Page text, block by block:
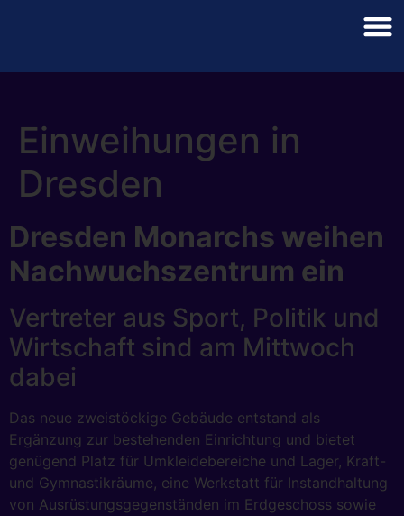
Einweihungen in
Dresden
Dresden Monarchs weihen
Nachwuchszentrum ein
Vertreter aus Sport, Politik und
Wirtschaft sind am Mittwoch
dabei
Das neue zweistöckige Gebäude entstand als
Ergänzung zur bestehenden Einrichtung und bietet
genügend Platz für Umkleidebereiche und Lager, Kraft-
und Gymnastikräume, eine Werkstatt für Instandhaltung
von Ausrüstungsgegenständen im Erdgeschoss sowie